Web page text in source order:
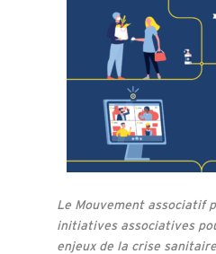
Le Mouvement associatif
initiatives associatives
enjeux de la crise